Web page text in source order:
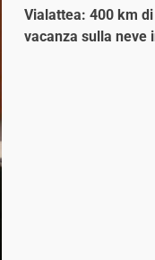
Vialattea: 400 km
vacanza sulla neve